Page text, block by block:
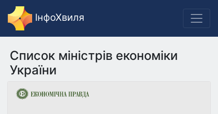
ІнфоХвиля
Список міністрів економіки
України